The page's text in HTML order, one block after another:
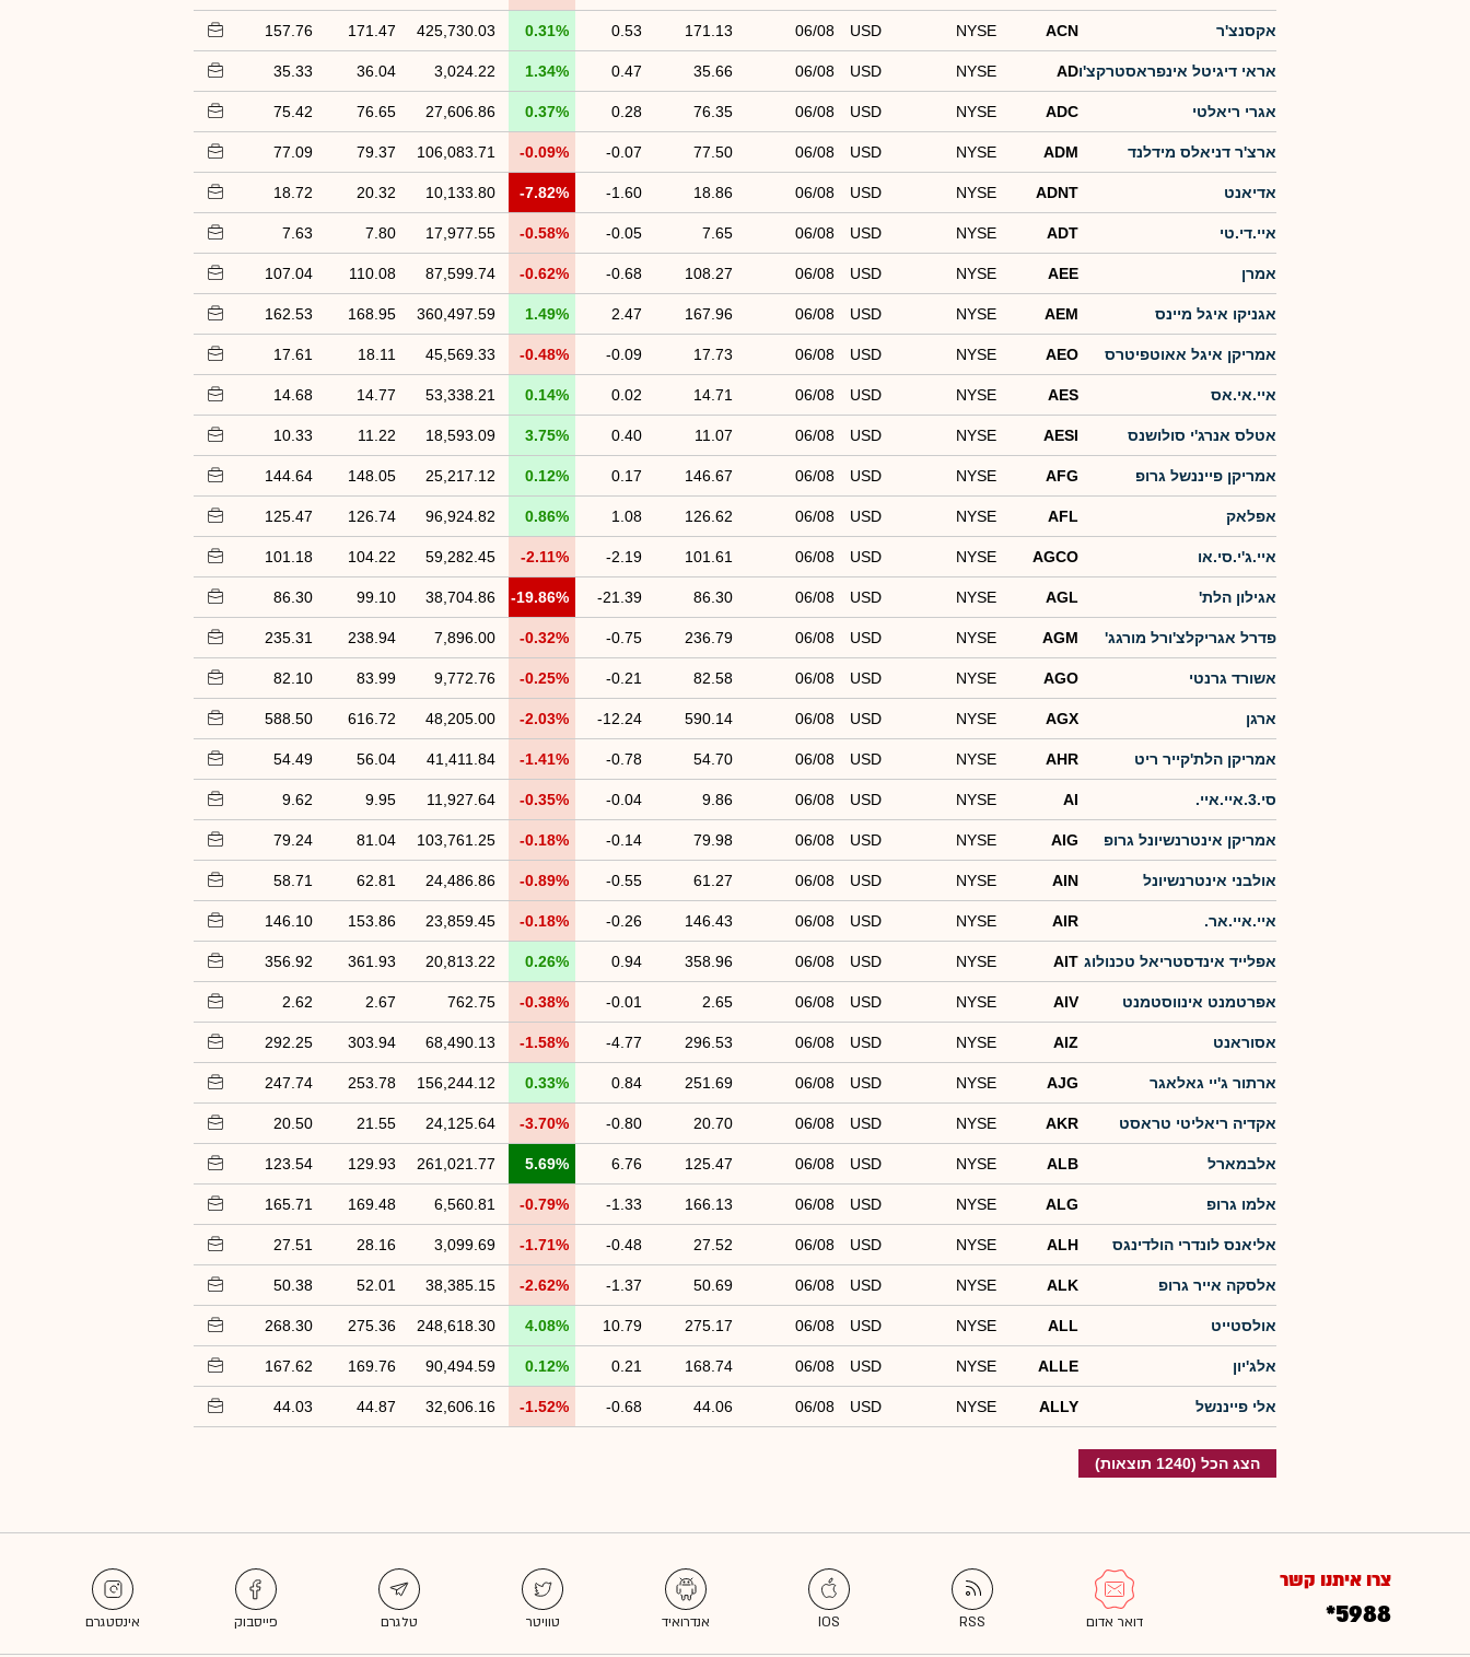
אקסנצ'ר ACN
NYSE
USD
06/08
171.13
0.53
0.31%
425,730.03
171.47
157.76
אראי דיגיטל אינפראסטרקצ'וAD
NYSE
USD
06/08
35.66
0.47
1.34%
3,024.22
36.04
35.33
אגרי ריאלטי ADC
NYSE
USD
06/08
76.35
0.28
0.37%
27,606.86
76.65
75.42
ארצ'ר דניאלס מידלנד ADM
NYSE
USD
06/08
77.50
-0.07
-0.09%
106,083.71
79.37
77.09
אדיאנט ADNT
NYSE
USD
06/08
18.86
-1.60
-7.82%
10,133.80
20.32
18.72
איי.די.טי ADT
NYSE
USD
06/08
7.65
-0.05
-0.58%
17,977.55
7.80
7.63
אמרן AEE
NYSE
USD
06/08
108.27
-0.68
-0.62%
87,599.74
110.08
107.04
אגניקו איגל מיינס AEM
NYSE
USD
06/08
167.96
2.47
1.49%
360,497.59
168.95
162.53
אמריקן איגל אאוטפיטרס AEO
NYSE
USD
06/08
17.73
-0.09
-0.48%
45,569.33
18.11
17.61
איי.אי.אס AES
NYSE
USD
06/08
14.71
0.02
0.14%
53,338.21
14.77
14.68
אטלס אנרג'י סולושנס AESI
NYSE
USD
06/08
11.07
0.40
3.75%
18,593.09
11.22
10.33
אמריקן פייננשל גרופ AFG
NYSE
USD
06/08
146.67
0.17
0.12%
25,217.12
148.05
144.64
אפלאק AFL
NYSE
USD
06/08
126.62
1.08
0.86%
96,924.82
126.74
125.47
איי.ג'י.סי.או AGCO
NYSE
USD
06/08
101.61
-2.19
-2.11%
59,282.45
104.22
101.18
אגילון הלת' AGL
NYSE
USD
06/08
86.30
-21.39
-19.86%
38,704.86
99.10
86.30
פדרל אגריקלצ'ורל מורגג' AGM
NYSE
USD
06/08
236.79
-0.75
-0.32%
7,896.00
238.94
235.31
אשורד גרנטי AGO
NYSE
USD
06/08
82.58
-0.21
-0.25%
9,772.76
83.99
82.10
ארגן AGX
NYSE
USD
06/08
590.14
-12.24
-2.03%
48,205.00
616.72
588.50
אמריקן הלת'קייר ריט AHR
NYSE
USD
06/08
54.70
-0.78
-1.41%
41,411.84
56.04
54.49
סי.3.איי.איי. AI
NYSE
USD
06/08
9.86
-0.04
-0.35%
11,927.64
9.95
9.62
אמריקן אינטרנשיונל גרופ AIG
NYSE
USD
06/08
79.98
-0.14
-0.18%
103,761.25
81.04
79.24
אולבני אינטרנשיונל AIN
NYSE
USD
06/08
61.27
-0.55
-0.89%
24,486.86
62.81
58.71
איי.איי.אר. AIR
NYSE
USD
06/08
146.43
-0.26
-0.18%
23,859.45
153.86
146.10
אפלייד אינדסטריאל טכנולוג AIT
NYSE
USD
06/08
358.96
0.94
0.26%
20,813.22
361.93
356.92
אפרטמנט אינווסטמנט AIV
NYSE
USD
06/08
2.65
-0.01
-0.38%
762.75
2.67
2.62
אסוראנט AIZ
NYSE
USD
06/08
296.53
-4.77
-1.58%
68,490.13
303.94
292.25
ארתור ג'יי גאלאגר AJG
NYSE
USD
06/08
251.69
0.84
0.33%
156,244.12
253.78
247.74
אקדיה ריאליטי טראסט AKR
NYSE
USD
06/08
20.70
-0.80
-3.70%
24,125.64
21.55
20.50
אלבמארל ALB
NYSE
USD
06/08
125.47
6.76
5.69%
261,021.77
129.93
123.54
אלמו גרופ ALG
NYSE
USD
06/08
166.13
-1.33
-0.79%
6,560.81
169.48
165.71
אליאנס לונדרי הולדינגס ALH
NYSE
USD
06/08
27.52
-0.48
-1.71%
3,099.69
28.16
27.51
אלסקה אייר גרופ ALK
NYSE
USD
06/08
50.69
-1.37
-2.62%
38,385.15
52.01
50.38
אולסטייט ALL
NYSE
USD
06/08
275.17
10.79
4.08%
248,618.30
275.36
268.30
אלג'יון ALLE
NYSE
USD
06/08
168.74
0.21
0.12%
90,494.59
169.76
167.62
אלי פייננשל ALLY
NYSE
USD
06/08
44.06
-0.68
-1.52%
32,606.16
44.87
44.03
הצג הכל (1240 תוצאות)
צרו איתנו קשר
*5988